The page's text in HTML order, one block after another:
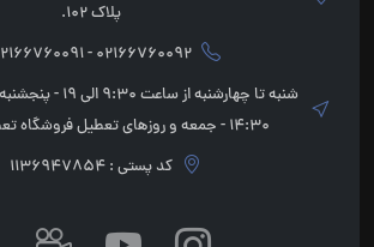
پلاک 102.
02166760092 - 02166760091
14:30 - جمعه و روزهای تعطیل فروشگاه تعطیل می باشد.
کد پستی : 1136947854